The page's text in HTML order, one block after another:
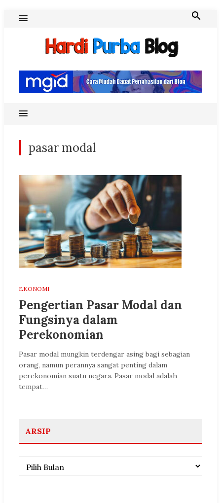
pasar modal
EKONOMI
Pengertian Pasar Modal dan
Fungsinya dalam
Perekonomian
Pasar modal mungkin terdengar asing bagi sebagian
orang, namun perannya sangat penting dalam
perekonomian suatu negara. Pasar modal adalah
tempat…
ARSIP
Arsip